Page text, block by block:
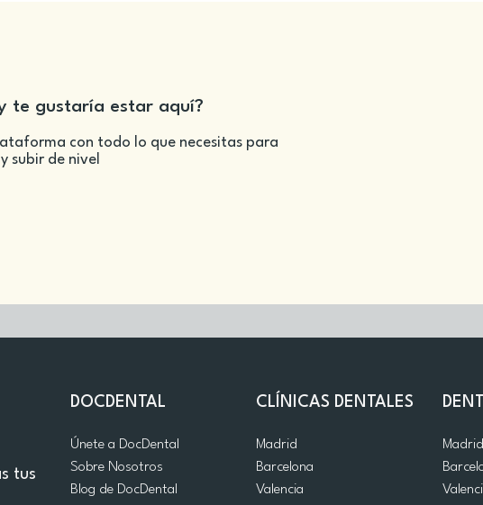
te gustaría estar aquí?
con todo lo que necesitas para
subir de nivel
tus
DOCDENTAL
Únete a DocDental
Sobre Nosotros
Blog de DocDental
CLÍNICAS DENTALES
Madrid
Barcelona
Valencia
Madrid